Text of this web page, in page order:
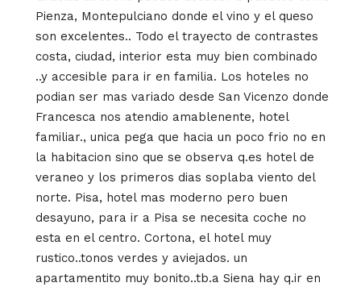
Pienza, Montepulciano donde el vino y el queso
son excelentes.. Todo el trayecto de contrastes
costa, ciudad, interior esta muy bien combinado
..y accesible para ir en familia. Los hoteles no
podian ser mas variado desde San Vicenzo donde
Francesca nos atendio amablenente, hotel
familiar., unica pega que hacia un poco frio no en
la habitacion sino que se observa q.es hotel de
veraneo y los primeros dias soplaba viento del
norte. Pisa, hotel mas moderno pero buen
desayuno, para ir a Pisa se necesita coche no
esta en el centro. Cortona, el hotel muy
rustico..tonos verdes y aviejados. un
apartamentito muy bonito..tb.a Siena hay q.ir en